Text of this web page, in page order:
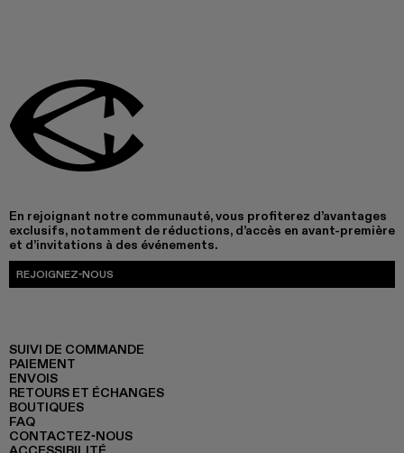
En rejoignant notre communauté, vous profiterez d’avantages
exclusifs, notamment de réductions, d’accès en avant-première
et d’invitations à des événements.
REJOIGNEZ-NOUS
SUIVI DE COMMANDE
PAIEMENT
ENVOIS
RETOURS ET ÉCHANGES
BOUTIQUES
FAQ
CONTACTEZ-NOUS